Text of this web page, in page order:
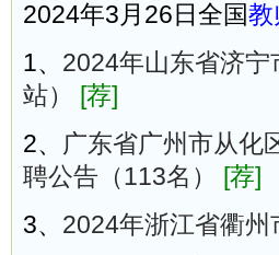
2024年3月26日全国教
1、 2024年山东省济
站）
[荐]
2、 广东省广州市从化
聘公告（113名）
[荐]
3、 2024年浙江省衢